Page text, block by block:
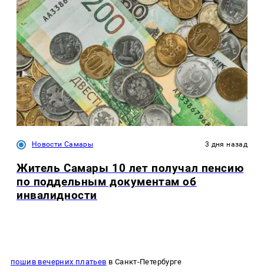
Новости Самары 3 дня назад
Житель Самары 10 лет получал пенсию
по поддельным документам об
инвалидности
пошив вечерних платьев в Санкт-Петербурге